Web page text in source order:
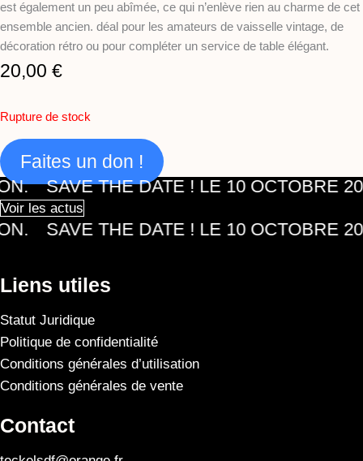
est également un peu abîmée, ce qui n’enlève rien au charme de cet
ensemble ancien. déal pour les amateurs de vaisselle vintage, de
décoration rétro ou pour compléter un service de table élégant.
20,00 €
Rupture de stock
Faites un don !
SAVE THE DATE ! LE 10 OCTOBRE
Voir les actus
SAVE THE DATE ! LE 10 OCTOBRE
Liens utiles
Statut Juridique
Politique de confidentialité
Conditions générales d’utilisation
Conditions générales de vente
Contact